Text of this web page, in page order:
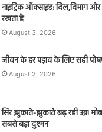
नाइट्रिक ऑक्साइड: दिल,दिमाग
रखता है
August 3, 2026
जीवन के हर पड़ाव के लिए सही
August 2, 2026
सिर झुकाते-झुकाते बढ़ रही उम्र!
सबसे बड़ा दुश्मन